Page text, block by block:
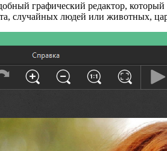
графический редактор,
случайных людей или животных,